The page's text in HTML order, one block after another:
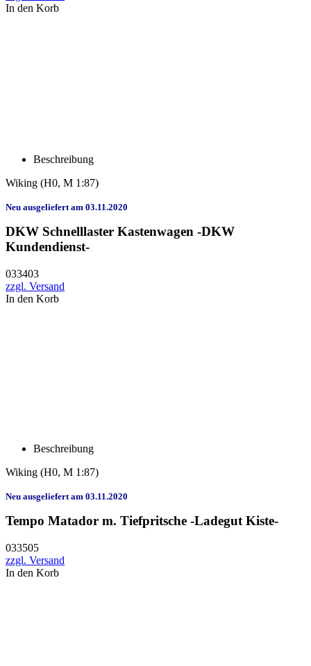
In den Korb
Beschreibung
Wiking (H0, M 1:87)
Neu ausgeliefert am 03.11.2020
DKW Schnelllaster Kastenwagen -DKW
Kundendienst-
033403
zzgl. Versand
In den Korb
Beschreibung
Wiking (H0, M 1:87)
Neu ausgeliefert am 03.11.2020
Tempo Matador m. Tiefpritsche -Ladegut Kiste-
033505
zzgl. Versand
In den Korb